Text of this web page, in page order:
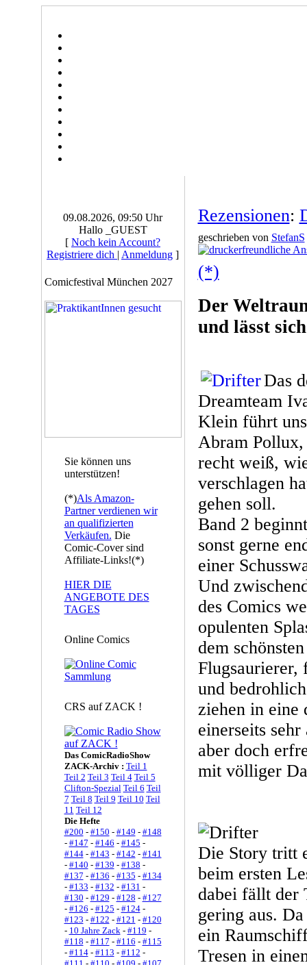
09.08.2026, 09:50 Uhr
Hallo _GUEST
[ Noch kein Account?
Registriere dich | Anmeldung ]
Comicfestival München 2027
Sie können uns
unterstützen!
(*)Als Amazon-
Partner verdienen wir
an qualifizierten
Verkäufen. Die
Comic-Cover sind
Affiliate-Links!(*)
HIER DIE
ANGEBOTE DES
TAGES
Online Comics
CRS auf ZACK !
Das ComicRadioShow
ZACK-Archiv : Teil 1
Teil 2 Teil 3 Teil 4 Teil 5
Clifton-Spezial Teil 6 Teil
7 Teil 8 Teil 9 Teil 10 Teil
11 Teil 12
Die Hefte
#200 - #150 - #149 - #148
- #147 - #146 - #145 -
#144- #143 - #142 - #141
- #140 - #139 - #138 -
#137 - #136 - #135 - #134
- #133 - #132 - #131 -
#130 - #129 - #128 - #127
- #126 - #125 - #124-
#123 - #122 - #121 - #120
- 10 Jahre Zack- #119 -
#118 - #117 - #116 - #115
- #114- #113 - #112 -
Rezensionen:
geschrieben von StefanS
(*)
Der
und lässt
Das
Dreamteam
Klein führt
Abram
recht weiß,
verschlagen
gehen soll.
Band 2
sonst gerne
einer
Und
des Comics
opulenten
dem
Flugsaurierer,
und
ziehen in eine
einerseits
aber doch
mit völliger
Die Story tritt
beim ersten
dabei fällt der
gering aus.
ein
Tresen in